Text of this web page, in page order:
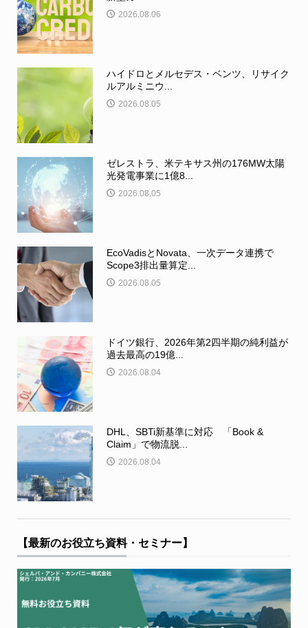
2026.08.06
ハイドロとメルセデス・ベンツ、リサイク
ルアルミニウ...
2026.08.05
ゼレストラ、米テキサス州の176MW太陽
光発電事業に1億8...
2026.08.05
EcoVadisとNovata、一次データ連携で
Scope3排出量算定...
2026.08.05
ドイツ銀行、2026年第2四半期の純利益が
過去最高の19億...
2026.08.04
DHL、SBTi新基準に対応 「Book &
Claim」で物流脱...
2026.08.04
【最新のお役立ち資料・セミナー】